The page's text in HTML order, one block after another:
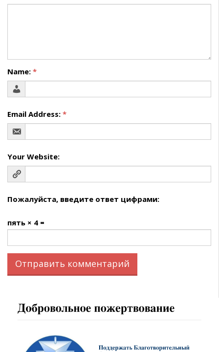
Name: *
Email Address: *
Your Website:
Пожалуйста, введите ответ цифрами:
пять × 4 =